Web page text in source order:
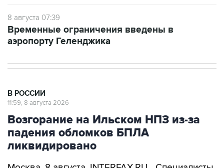
8 августа 07:39
Временные ограничения введены в
аэропорту Геленджика
В РОССИИ
11:59, 8 августа 2026
Возгорание на Ильском НПЗ из-за
падения обломков БПЛА
ликвидировано